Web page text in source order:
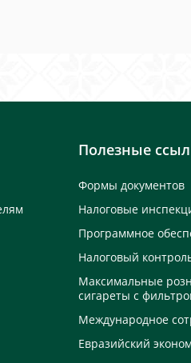
Полезные
Формы документов
Налоговые
Программное
Налоговый
Максимальные
сигареты с
Международное
Евразийский